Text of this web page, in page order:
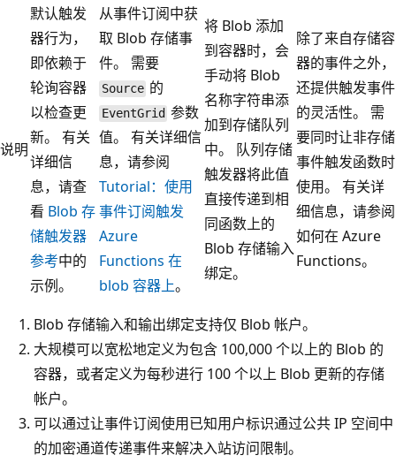
说明
默认触发
器行为，
即依赖于
轮询容器
以检查更
新。 有关
详细信
息，请查
看 Blob 存
储触发器
参考中的
示例。
从事件订阅中获
取 Blob 存储事
件。 需要
Source 的
EventGrid 参数
值。 有关详细信
息，请参阅
Tutorial：使用
事件订阅触发
Azure
Functions 在
blob 容器上。
将 Blob 添加
到容器时，会
手动将 Blob
名称字符串添
加到存储队列
中。 队列存储
触发器将此值
直接传递到相
同函数上的
Blob 存储输入
绑定。
除了来自存储容
器的事件之外，
还提供触发事件
的灵活性。 需
要同时让非存储
事件触发函数时
使用。 有关详
细信息，请参阅
如何在 Azure
Functions。
Blob 存储输入和输出绑定支持仅 Blob 帐户。
大规模可以宽松地定义为包含 100,000 个以上的 Blob 的
容器，或者定义为每秒进行 100 个以上 Blob 更新的存储
帐户。
可以通过让事件订阅使用已知用户标识通过公共 IP 空间中
的加密通道传递事件来解决入站访问限制。